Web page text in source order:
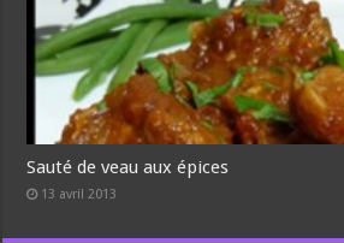
Sauté de veau aux épices
13 avril 2013